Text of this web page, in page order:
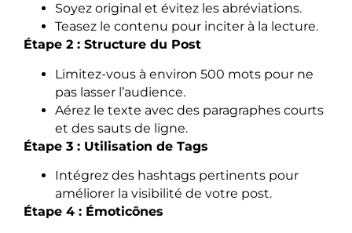
Soyez original et évitez les abréviations.
Teasez le contenu pour inciter à la lecture.
Étape 2 : Structure du Post
Limitez-vous à environ 500 mots pour ne
pas lasser l’audience.
Aérez le texte avec des paragraphes courts
et des sauts de ligne.
Étape 3 : Utilisation de Tags
Intégrez des hashtags pertinents pour
améliorer la visibilité de votre post.
Étape 4 : Émoticônes